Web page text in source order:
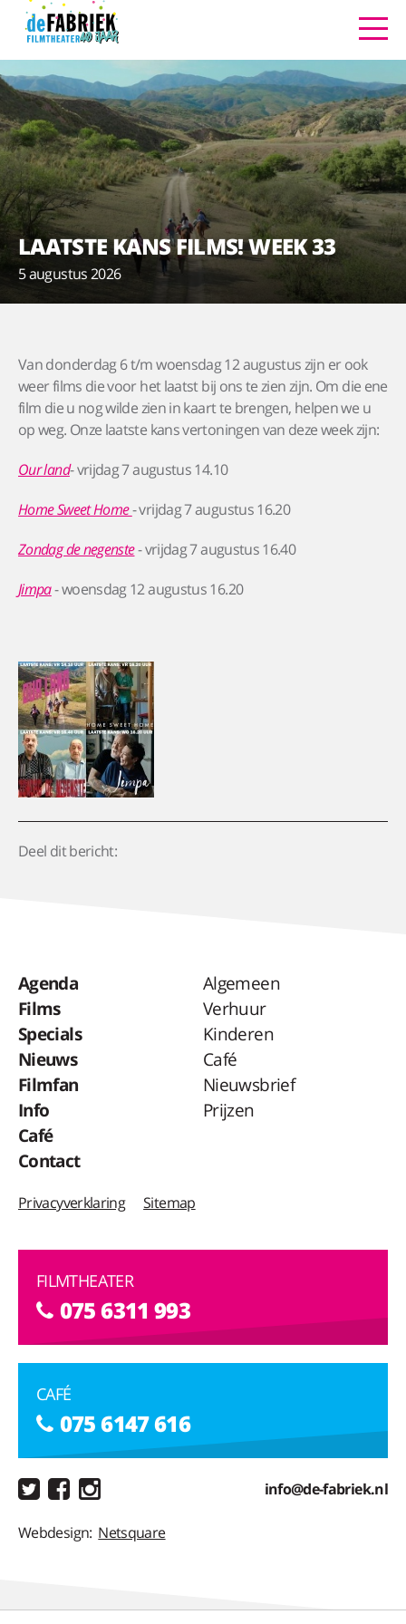
LAATSTE KANS FILMS! WEEK 33
5 augustus 2026
Van donderdag 6 t/m woensdag 12 augustus zijn er ook
weer films die voor het laatst bij ons te zien zijn. Om die ene
film die u nog wilde zien in kaart te brengen, helpen we u
op weg. Onze laatste kans vertoningen van deze week zijn:
Our land- vrijdag 7 augustus 14.10
Home Sweet Home- vrijdag 7 augustus 16.20
Zondag de negenste- vrijdag 7 augustus 16.40
Jimpa- woensdag 12 augustus 16.20
Deel dit bericht:
Agenda
Films
Specials
Nieuws
Filmfan
Info
Café
Contact
Algemeen
Verhuur
Kinderen
Café
Nieuwsbrief
Prijzen
Privacyverklaring Sitemap
FILMTHEATER
075 6311 993
CAFÉ
075 6147 616
info@de-fabriek.nl
Webdesign: Netsquare